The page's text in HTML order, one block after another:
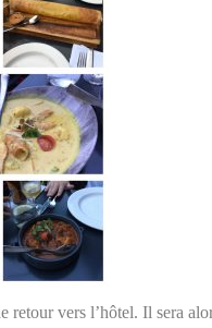
retour vers l’hôtel. Il sera